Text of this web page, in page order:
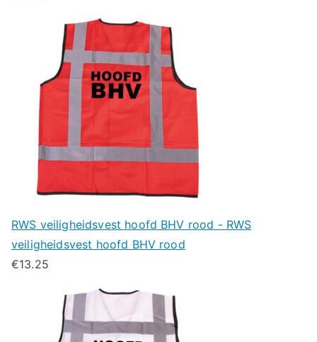
RWS veiligheidsvest hoofd BHV rood - RWS
veiligheidsvest hoofd BHV rood
€13.25